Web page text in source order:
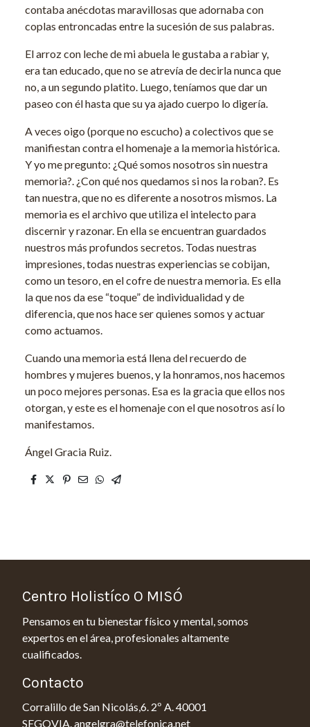
contaba anécdotas maravillosas que adornaba con
coplas entroncadas entre la sucesión de sus palabras.
El arroz con leche de mi abuela le gustaba a rabiar y,
era tan educado, que no se atrevía de decirla nunca que
no, a un segundo platito. Luego, teníamos que dar un
paseo con él hasta que su ya ajado cuerpo lo digería.
A veces oigo (porque no escucho) a colectivos que se
manifiestan contra el homenaje a la memoria histórica.
Y yo me pregunto: ¿Qué somos nosotros sin nuestra
memoria?. ¿Con qué nos quedamos si nos la roban?. Es
tan nuestra, que no es diferente a nosotros mismos. La
memoria es el archivo que utiliza el intelecto para
discernir y razonar. En ella se encuentran guardados
nuestros más profundos secretos. Todas nuestras
impresiones, todas nuestras experiencias se cobijan,
como un tesoro, en el cofre de nuestra memoria. Es ella
la que nos da ese “toque” de individualidad y de
diferencia, que nos hace ser quienes somos y actuar
como actuamos.
Cuando una memoria está llena del recuerdo de
hombres y mujeres buenos, y la honramos, nos hacemos
un poco mejores personas. Esa es la gracia que ellos nos
otorgan, y este es el homenaje con el que nosotros así lo
manifestamos.
Ángel Gracia Ruiz.
Centro Holistíco O MISÓ
Pensamos en tu bienestar físico y mental, somos
expertos en el área, profesionales altamente
cualificados.
Contacto
Corralillo de San Nicolás,6. 2º A. 40001
SEGOVIA. angelgra@telefonica.net